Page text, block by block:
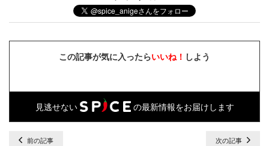
この記事が気に入ったらいいね！ しよう
見逃せない の最新情報をお届けします
前の記事 次の記事